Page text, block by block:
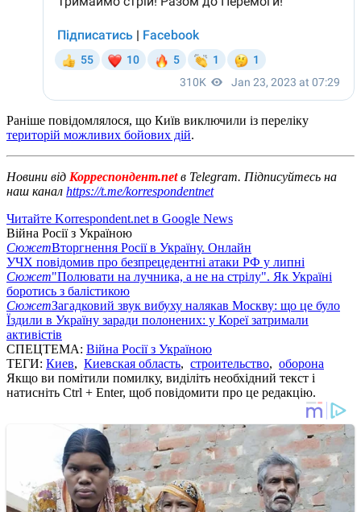
Раніше повідомлялося, що Київ виключили із переліку
територій можливих бойових дій.
Новини від Корреспондент.netв Telegram. Підписуйтесь на
наш канал https://t.me/korrespondentnet
Читайте Korrespondent.net в Google News
Війна Росії з Україною
СюжетВторгнення Росії в Україну. Онлайн
УЧХ повідомив про безпрецедентні атаки РФ у липні
Сюжет"Полювати на лучника, а не на стрілу". Як Україні
боротись з балістикою
СюжетЗагадковий звук вибуху налякав Москву: що це було
Їздили в Україну заради полонених: у Кореї затримали
активістів
СПЕЦТЕМА: Війна Росії з Україною
ТЕГИ: Киев, Киевская область, строительство, оборона
Якщо ви помітили помилку, виділіть необхідний текст і
натисніть Ctrl + Enter, щоб повідомити про це редакцію.